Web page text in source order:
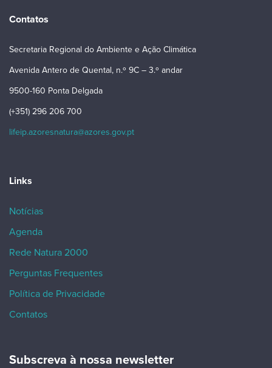
Contatos
Secretaria Regional do Ambiente e Ação Climática
Avenida Antero de Quental, n.º 9C – 3.º andar
9500-160 Ponta Delgada
(+351) 296 206 700
lifeip.azoresnatura@azores.gov.pt
Links
Notícias
Agenda
Rede Natura 2000
Perguntas Frequentes
Política de Privacidade
Contatos
Subscreva à nossa newsletter